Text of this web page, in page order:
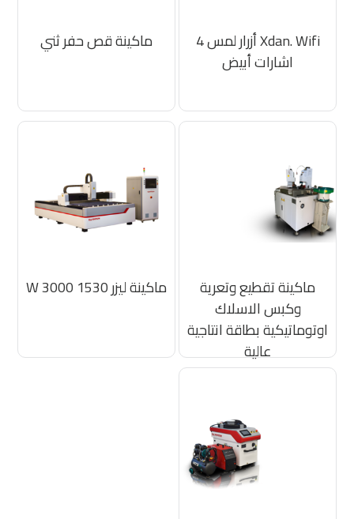
Xdan. Wifi أزرار لمس 4
اشارات أبيض
ماكينة قص حفر ثني
ماكينة تقطيع وتعرية
وكبس الاسلاك
اوتوماتيكية بطاقة انتاجية
عالية
ماكينة ليزر 1530 3000 W